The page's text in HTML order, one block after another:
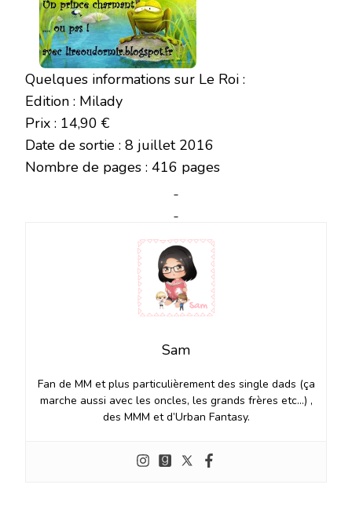
Quelques informations sur Le Roi :
Edition : Milady
Prix : 14,90 €
Date de sortie : 8 juillet 2016
Nombre de pages : 416 pages
Sam
Fan de MM et plus particulièrement des single dads (ça
marche aussi avec les oncles, les grands frères etc…) ,
des MMM et d’Urban Fantasy.